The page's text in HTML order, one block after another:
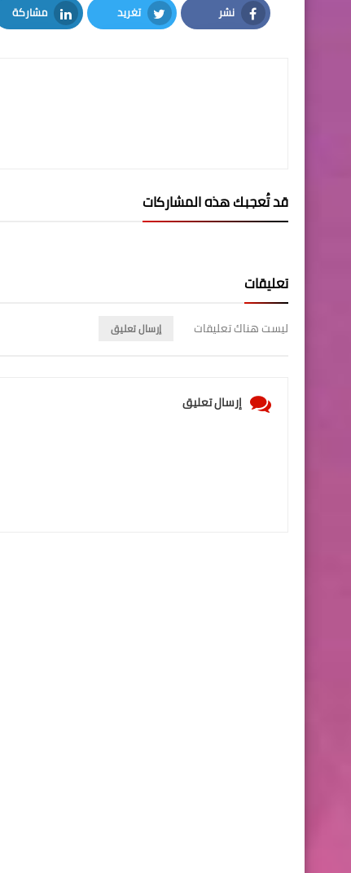
نشر
Facebook
تغريد
Twitter
مشاركة
LinkedIn
قد تُعجبك هذه المشاركات
تعليقات
ليست هناك تعليقات إرسال تعليق
إرسال تعليق